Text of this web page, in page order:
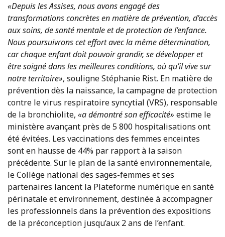
«Depuis les Assises, nous avons engagé des
transformations concrètes en matière de prévention, d’accès
aux soins, de santé mentale et de protection de l’enfance.
Nous poursuivrons cet effort avec la même détermination,
car chaque enfant doit pouvoir grandir, se développer et
être soigné dans les meilleures conditions, où qu’il vive sur
notre territoire», souligne Stéphanie Rist. En matière de
prévention dès la naissance, la campagne de protection
contre le virus respiratoire syncytial (VRS), responsable
de la bronchiolite, «a démontré son efficacité» estime le
ministère avançant près de 5 800 hospitalisations ont
été évitées. Les vaccinations des femmes enceintes
sont en hausse de 44% par rapport à la saison
précédente. Sur le plan de la santé environnementale,
le Collège national des sages-femmes et ses
partenaires lancent la Plateforme numérique en santé
périnatale et environnement, destinée à accompagner
les professionnels dans la prévention des expositions
de la préconception jusqu’aux 2 ans de l’enfant.